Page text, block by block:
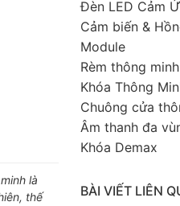
là
thế
Đèn LED Cảm
Cảm biến &
Module
Rèm thông minh
Khóa Thông
Chuông cửa
Âm thanh đa
Khóa Demax
BÀI VIẾT LIÊN